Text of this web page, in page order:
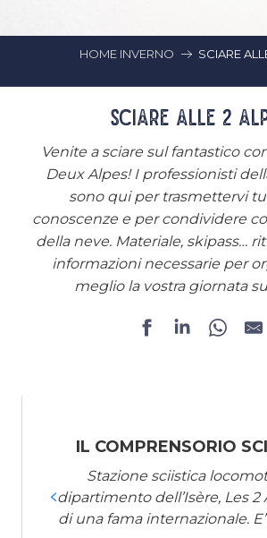
HOME INVERNO SCIARE
SCIARE ALLE 2
Venite a sciare sul fantastico
Deux Alpes! I professionisti
sono qui per trasmettervi
conoscenze e per condividere
della neve. Materiale, skipass…
informazioni necessarie per
meglio la vostra giornata
IL COMPRENSORIO
Stazione sciistica
dipartimento dell’Isère, Les 2
di una fama internazionale.